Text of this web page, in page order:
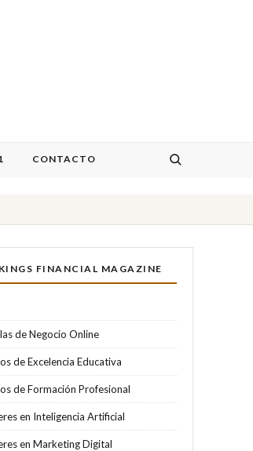
CONTACTO
FINANCIAL MAGAZINE
de Negocio Online
de Excelencia Educativa
de Formación Profesional
en Inteligencia Artificial
en Marketing Digital